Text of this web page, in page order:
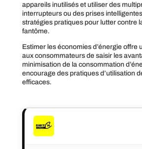
appareils inutilisés et utiliser des
interrupteurs ou des prises
stratégies pratiques pour lutter contre
fantôme.
Estimer les économies d’énergie offre
aux consommateurs de saisir les
minimisation de la consommation
encourage des pratiques d’utilisation
efficaces.